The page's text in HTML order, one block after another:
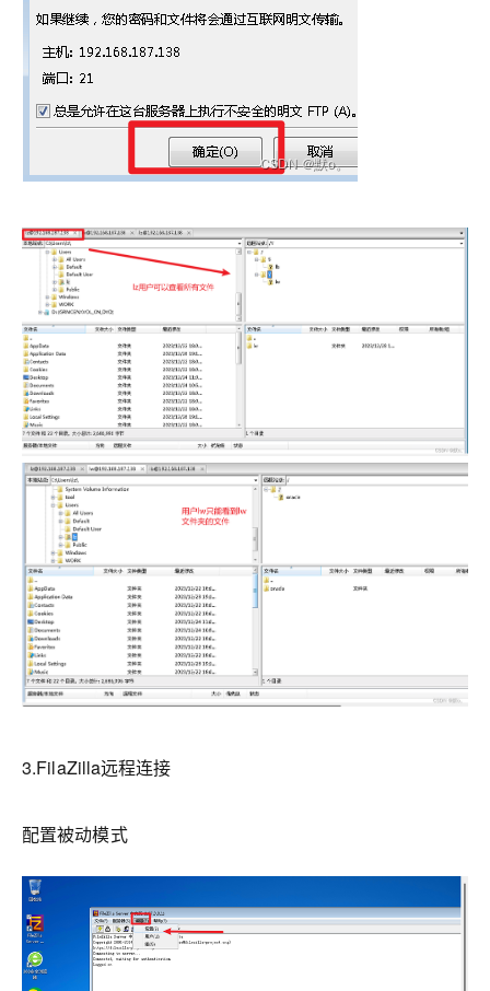
3.FilaZilla远程连接
配置被动模式